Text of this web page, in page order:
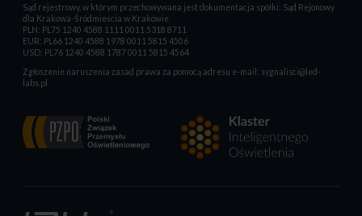
Sąd rejestrowy, w którym przechowywana jest dokumentacja spółki: Sąd Rejonowy
dla Krakowa-Śródmieścia w Krakowie
PLN: PL75 1240 4588 1111 0011 5318 8711
EUR: PL66 1240 4588 1978 0011 5815 4506
USD: PL76 1240 4588 1787 0011 5815 4564
Zgłoszenie naruszenia zasad prawa za pomocą adresu e-mail: sygnalisci@led-
labs.pl